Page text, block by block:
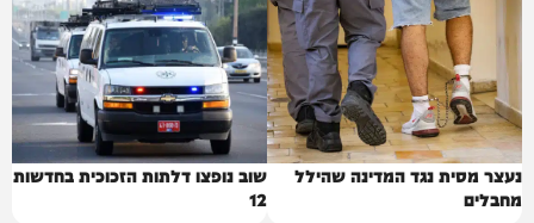
נעצר מסית נגד המדינה שהילל
מחבלים
שוב נופצו דלתות הזכוכית בחדשות
12